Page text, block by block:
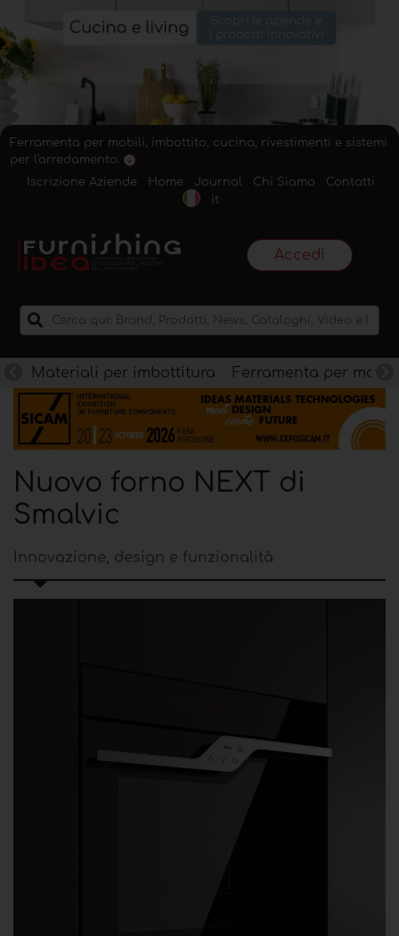
Ferramenta per mobili, imbottito, cucina, rivestimenti e sistemi
per l'arredamento.
Iscrizione Aziende
Home Journal Chi Siamo
Contatti
it
Accedi
Materiali per imbottitura Ferramenta per mobili
Nuovo forno NEXT di
Smalvic
Innovazione, design e funzionalità